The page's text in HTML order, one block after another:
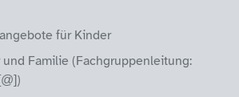
für Kinder
Familie (Fachgruppenleitung:
)